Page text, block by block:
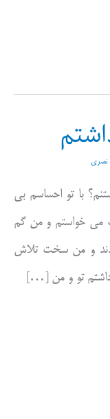
نصری
با تو احساسم بی
می خواستم و من گم
و من سخت تلاش
تو و من […]